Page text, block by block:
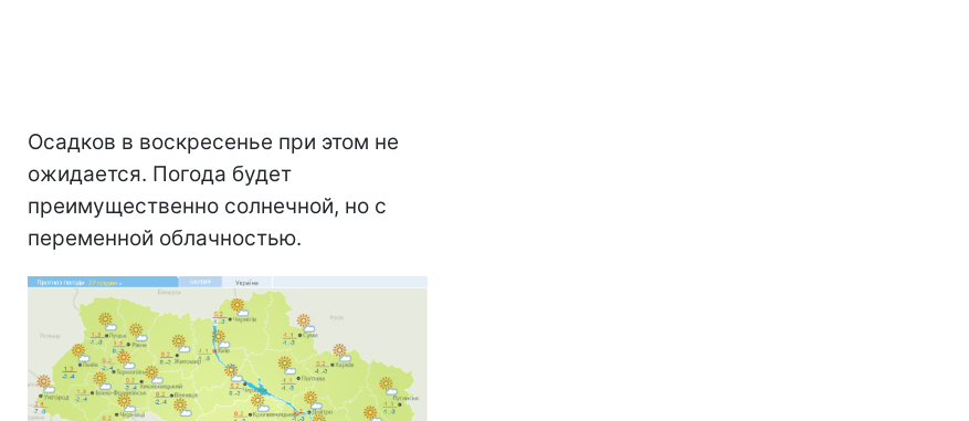
Осадков в воскресенье при этом не
ожидается. Погода будет
преимущественно солнечной, но с
переменной облачностью.